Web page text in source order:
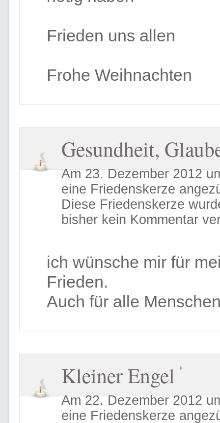
Frieden uns allen
Frohe Weihnachten
Gesundheit,
Am 23. Dezember 2012
eine Friedenskerze
Diese Friedenskerze
bisher kein Kommentar
ich wünsche mir für
Frieden.
Auch für alle
Kleiner Engel
Am 22. Dezember 2012
eine Friedenskerze